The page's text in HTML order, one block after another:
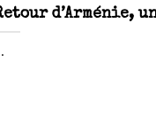
d’Arménie,